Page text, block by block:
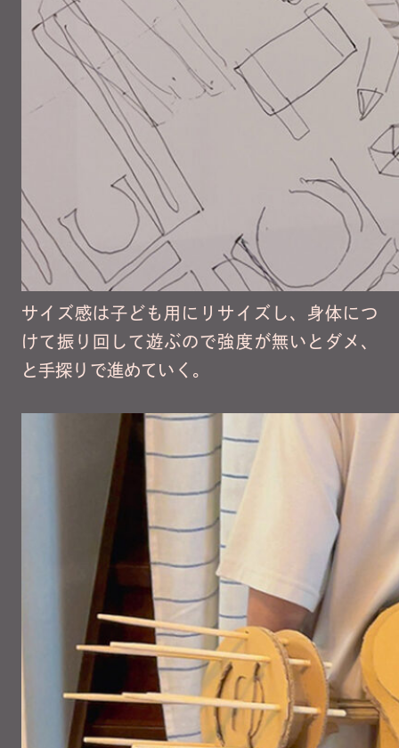
サイズ感は子ども用にリサイズし、身体につ
けて振り回して遊ぶので強度が無いとダメ、
と手探りで進めていく。